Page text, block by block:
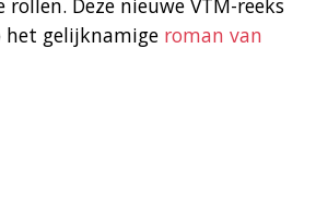
het gelijknamige roman van